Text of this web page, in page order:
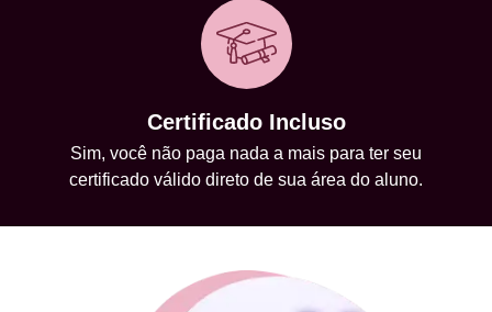
Certificado Incluso
Sim, você não paga nada a mais para ter seu
certificado válido direto de sua área do aluno.